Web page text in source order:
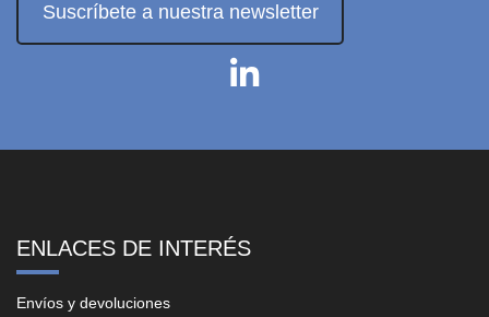
Suscríbete a nuestra newsletter
ENLACES DE INTERÉS
Envíos y devoluciones